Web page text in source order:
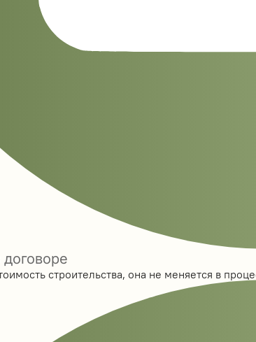
строительства, она не меняется в